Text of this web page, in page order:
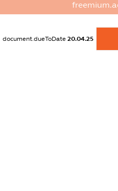
XXXXXXXXXX
document.dueToDate 20.04.25